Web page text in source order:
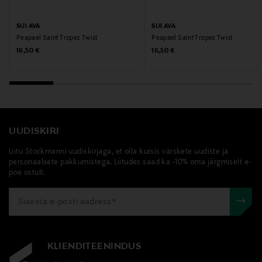
SUI AVA
Peapael Saint Tropez Twist
Original Price
16,50 €
SUI AVA
Peapael Saint Tropez Twist
Original Price
16,50 €
UUDISKIRI
Liitu Stockmanni uudiskirjaga, et olla kursis värskete uudiste ja
personaalsete pakkumistega. Liitudes saad ka -10% oma järgmiselt e-
poe ostult.
KLIENDITEENINDUS